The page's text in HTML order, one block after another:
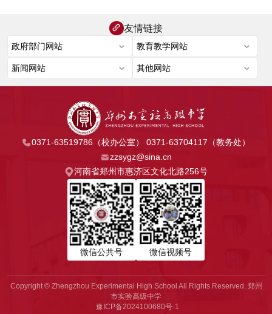
友情链接
0371-63519786（校办公室） 0371-63704117（教务处）
zzsygz@sina.cn
河南省郑州市惠济区文化北路256号
微信公共号 微信视频号
Copyright © Zhengzhou Experimental High School All Rights Reserved. 郑州
市实验高级中学
豫ICP备2024100680号-1